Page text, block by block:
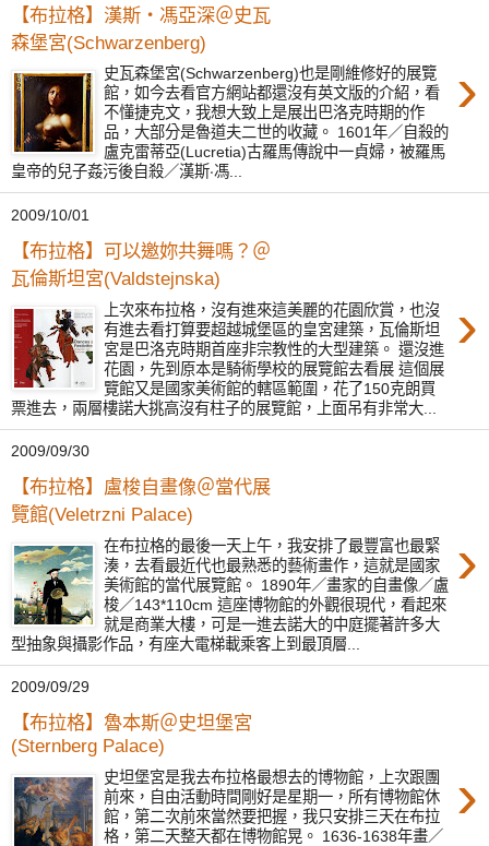
【布拉格】漢斯‧馮亞深＠史瓦
森堡宮(Schwarzenberg)
›
史瓦森堡宮(Schwarzenberg)也是剛維修好的展覽
館，如今去看官方網站都還沒有英文版的介紹，看
不懂捷克文，我想大致上是展出巴洛克時期的作
品，大部分是魯道夫二世的收藏。 1601年／自殺的
盧克雷蒂亞(Lucretia)古羅馬傳說中一貞婦，被羅馬
皇帝的兒子姦污後自殺／漢斯‧馮...
2009/10/01
【布拉格】可以邀妳共舞嗎？＠
瓦倫斯坦宮(Valdstejnska)
›
上次來布拉格，沒有進來這美麗的花園欣賞，也沒
有進去看打算要超越城堡區的皇宮建築，瓦倫斯坦
宮是巴洛克時期首座非宗教性的大型建築。 還沒進
花園，先到原本是騎術學校的展覽館去看展 這個展
覽館又是國家美術館的轄區範圍，花了150克朗買
票進去，兩層樓諾大挑高沒有柱子的展覽館，上面吊有非常大...
2009/09/30
【布拉格】盧梭自畫像＠當代展
覽館(Veletrzni Palace)
›
在布拉格的最後一天上午，我安排了最豐富也最緊
湊，去看最近代也最熟悉的藝術畫作，這就是國家
美術館的當代展覽館。 1890年／畫家的自畫像／盧
梭／143*110cm 這座博物館的外觀很現代，看起來
就是商業大樓，可是一進去諾大的中庭擺著許多大
型抽象與攝影作品，有座大電梯載乘客上到最頂層...
2009/09/29
【布拉格】魯本斯＠史坦堡宮
(Sternberg Palace)
›
史坦堡宮是我去布拉格最想去的博物館，上次跟團
前來，自由活動時間剛好是星期一，所有博物館休
館，第二次前來當然要把握，我只安排三天在布拉
格，第二天整天都在博物館晃。 1636-1638年畫／